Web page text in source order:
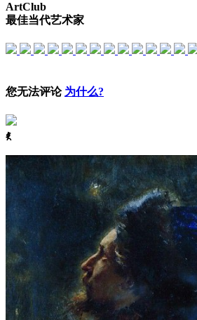
ArtClub
最佳当代艺术家
您无法评论 为什么?
ꈅ